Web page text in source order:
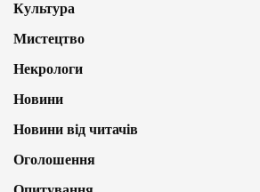
Культура
Мистецтво
Некрологи
Новини
Новини від читачів
Оголошення